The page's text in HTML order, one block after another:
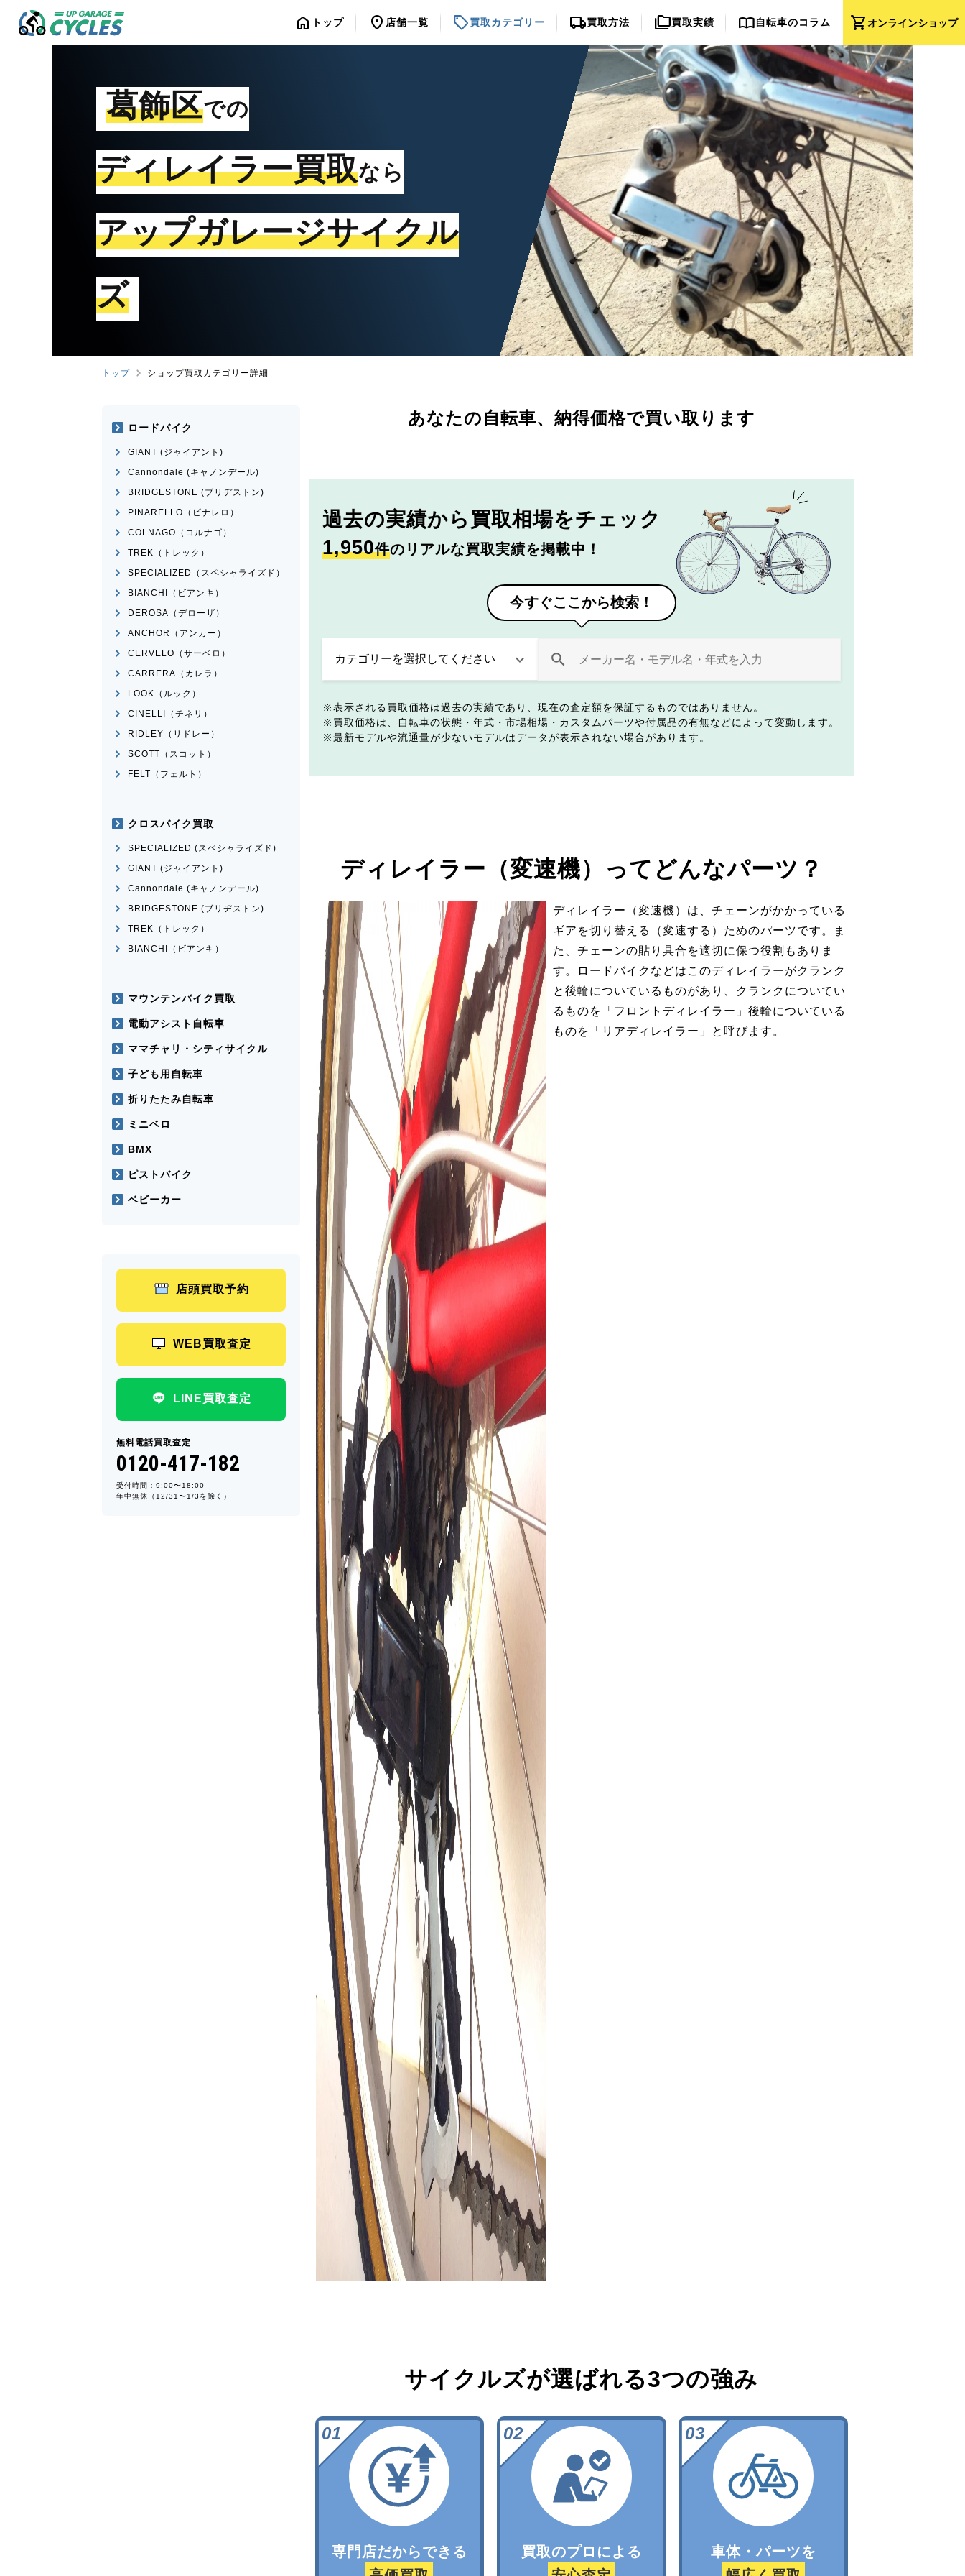
shopping_cartオンラインショップ
home トップ location_on 店舗一覧 sell買取カテゴリー local_shipping買取方法 folder_copy買取実績 import_contacts自転車のコラム
葛飾区での
ディレイラー買取なら
アップガレージサイクル
ズ
トップ ショップ買取カテゴリー詳細
あなたの自転車、 納得価格で買い取ります
過去の実績から 買取相場をチェック
1,950件のリアルな買取実績を掲載中！
今すぐここから検索！
表示される買取価格は過去の実績であり、現在の査定額を保証するものではありません。
買取価格は、自転車の状態・年式・市場相場・カスタムパーツや付属品の有無などによって変動します。
最新モデルや流通量が少ないモデルはデータが表示されない場合があります。
ディレイラー（変速機）ってどんなパーツ？
ディレイラー（変速機）は、チェーンがかかっている
ギアを切り替える（変速する）ためのパーツです。ま
た、チェーンの貼り具合を適切に保つ役割もありま
す。ロードバイクなどはこのディレイラーがクランク
と後輪についているものがあり、クランクについてい
るものを「フロントディレイラー」後輪についている
ものを「リアディレイラー」と呼びます。
サイクルズが選ばれる3つの強み
専門店だからできる
買取のプロによる
車体・パーツを
ロードバイク
GIANT (ジャイアント)
Cannondale (キャノンデール)
BRIDGESTONE (ブリヂストン)
PINARELLO（ピナレロ）
COLNAGO（コルナゴ）
TREK（トレック）
SPECIALIZED（スペシャライズド）
BIANCHI（ビアンキ）
DEROSA（デローザ）
ANCHOR（アンカー）
CERVELO（サーベロ）
CARRERA（カレラ）
LOOK（ルック）
CINELLI（チネリ）
RIDLEY（リドレー）
SCOTT（スコット）
FELT（フェルト）
クロスバイク買取
SPECIALIZED (スペシャライズド)
GIANT (ジャイアント)
Cannondale (キャノンデール)
BRIDGESTONE (ブリヂストン)
TREK（トレック）
BIANCHI（ビアンキ）
マウンテンバイク買取
電動アシスト自転車
ママチャリ・シティサイクル
子ども用自転車
折りたたみ自転車
ミニベロ
BMX
ピストバイク
ベビーカー
店頭買取予約
WEB買取査定
LINE買取査定
無料電話買取査定
0120-417-182
受付時間：9:00〜18:00
年中無休（12/31〜1/3を除く）